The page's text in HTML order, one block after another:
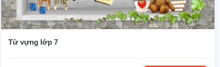
Từ vựng lớp 7